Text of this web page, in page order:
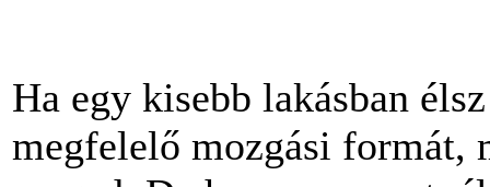
Ha egy kisebb lakásban
megfelelő mozgási formát,